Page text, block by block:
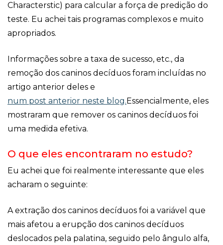
Characterstic) para calcular a força de predição do
teste. Eu achei tais programas complexos e muito
apropriados.
Informações sobre a taxa de sucesso, etc., da
remoção dos caninos decíduos foram incluídas no
artigo anterior deles e
num post anterior neste blog.Essencialmente, eles
mostraram que remover os caninos decíduos foi
uma medida efetiva.
O que eles encontraram no estudo?
Eu achei que foi realmente interessante que eles
acharam o seguinte:
A extração dos caninos decíduos foi a variável que
mais afetou a erupção dos caninos decíduos
deslocados pela palatina, seguido pelo ângulo alfa,